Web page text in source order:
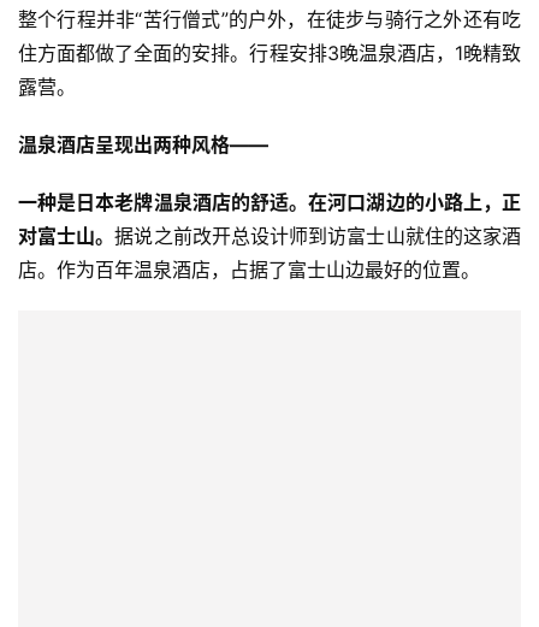
视
频
用
户
精
选
运
整个行程并非“苦行僧式”的户外，在徒步与骑行之外还有吃
住方面都做了全面的安排。行程安排3晚温泉酒店，1晚精致
露营。
温泉酒店呈现出两种风格——
一种是日本老牌温泉酒店的舒适。在河口湖边的小路上，正
对富士山。据说之前改开总设计师到访富士山就住的这家酒
店。作为百年温泉酒店，占据了富士山边最好的位置。